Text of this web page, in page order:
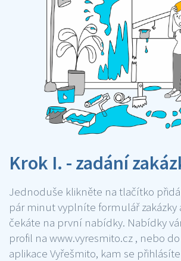
Krok I. - zadání
Jednoduše klikněte na tlačítko
pár minut vyplníte formulář zakázky
čekáte na první nabídky. Nabídky
profil na www.vyresmito.cz , nebo
aplikace Vyřešmito, kam se